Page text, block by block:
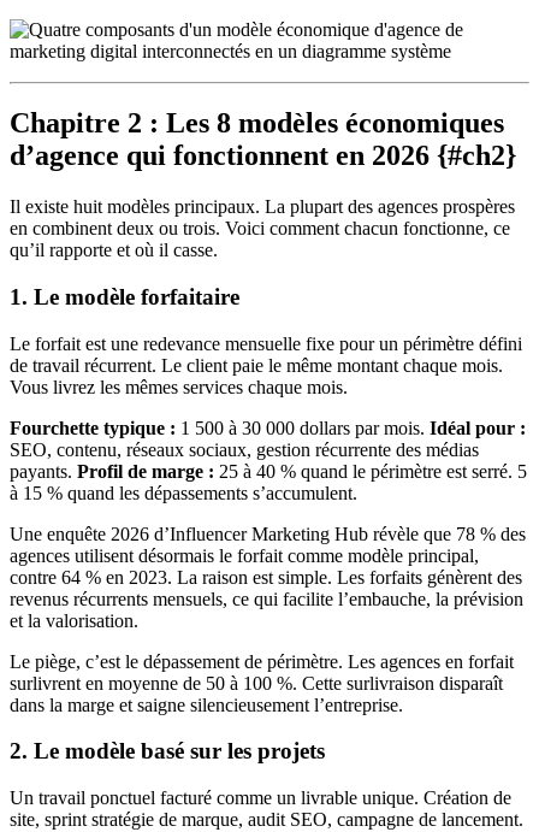
Chapitre 2 : Les 8 modèles économiques
d’agence qui fonctionnent en 2026 {#ch2}
Il existe huit modèles principaux. La plupart des agences prospères
en combinent deux ou trois. Voici comment chacun fonctionne, ce
qu’il rapporte et où il casse.
1. Le modèle forfaitaire
Le forfait est une redevance mensuelle fixe pour un périmètre défini
de travail récurrent. Le client paie le même montant chaque mois.
Vous livrez les mêmes services chaque mois.
Fourchette typique : 1 500 à 30 000 dollars par mois. Idéal pour :
SEO, contenu, réseaux sociaux, gestion récurrente des médias
payants. Profil de marge : 25 à 40 % quand le périmètre est serré. 5
à 15 % quand les dépassements s’accumulent.
Une enquête 2026 d’Influencer Marketing Hub révèle que 78 % des
agences utilisent désormais le forfait comme modèle principal,
contre 64 % en 2023. La raison est simple. Les forfaits génèrent des
revenus récurrents mensuels, ce qui facilite l’embauche, la prévision
et la valorisation.
Le piège, c’est le dépassement de périmètre. Les agences en forfait
surlivrent en moyenne de 50 à 100 %. Cette surlivraison disparaît
dans la marge et saigne silencieusement l’entreprise.
2. Le modèle basé sur les projets
Un travail ponctuel facturé comme un livrable unique. Création de
site, sprint stratégie de marque, audit SEO, campagne de lancement.